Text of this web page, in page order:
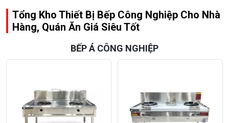
Tổng Kho Thiết Bị Bếp Công Nghiệp Cho Nhà
Hàng, Quán Ăn Giá Siêu Tốt
BẾP Á CÔNG NGHIỆP